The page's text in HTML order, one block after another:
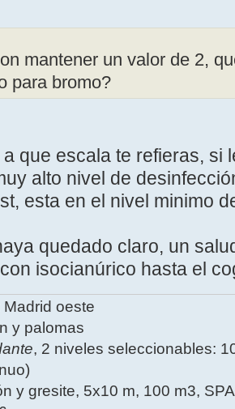
mantener un valor de 2,
para bromo?
que escala te refieras, si
alto nivel de
esta en el nivel minimo
quedado claro, un
isocianúrico hasta el
Madrid oeste
y palomas
, 2 niveles seleccionables:
y gresite, 5x10 m, 100 m3,